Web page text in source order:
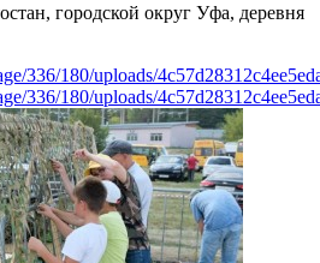
городской округ Уфа, деревня
336/180/uploads/
336/180/uploads/